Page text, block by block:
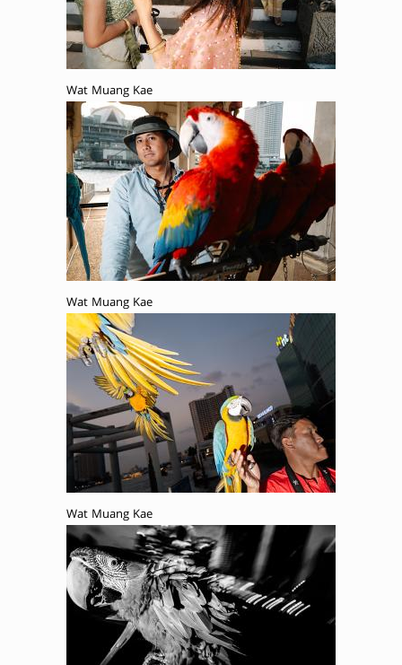
Wat Muang Kae
Wat Muang Kae
Wat Muang Kae